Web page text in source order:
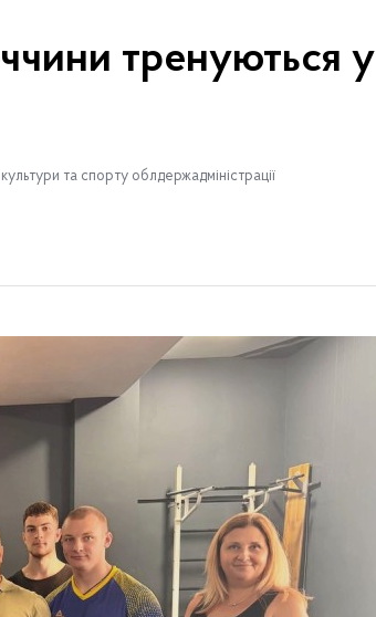
тренуються у
та спорту облдержадміністрації